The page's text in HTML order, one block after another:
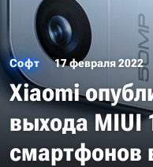
Софт 17 февраля 2022
Xiaomi
выхода MIUI
смартфонов